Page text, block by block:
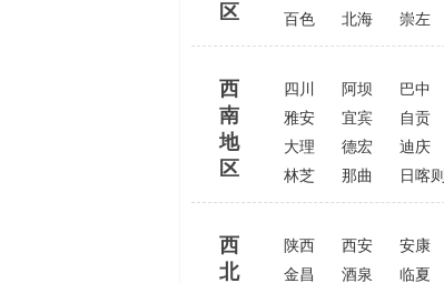
区
百色
北海 崇左
西
南
地
区
四川 阿坝 巴中
雅安
宜宾 自贡
大理
德宏 迪庆
林芝
那曲 日喀则
西
北
陕西 西安 安康
金昌
酒泉 临夏